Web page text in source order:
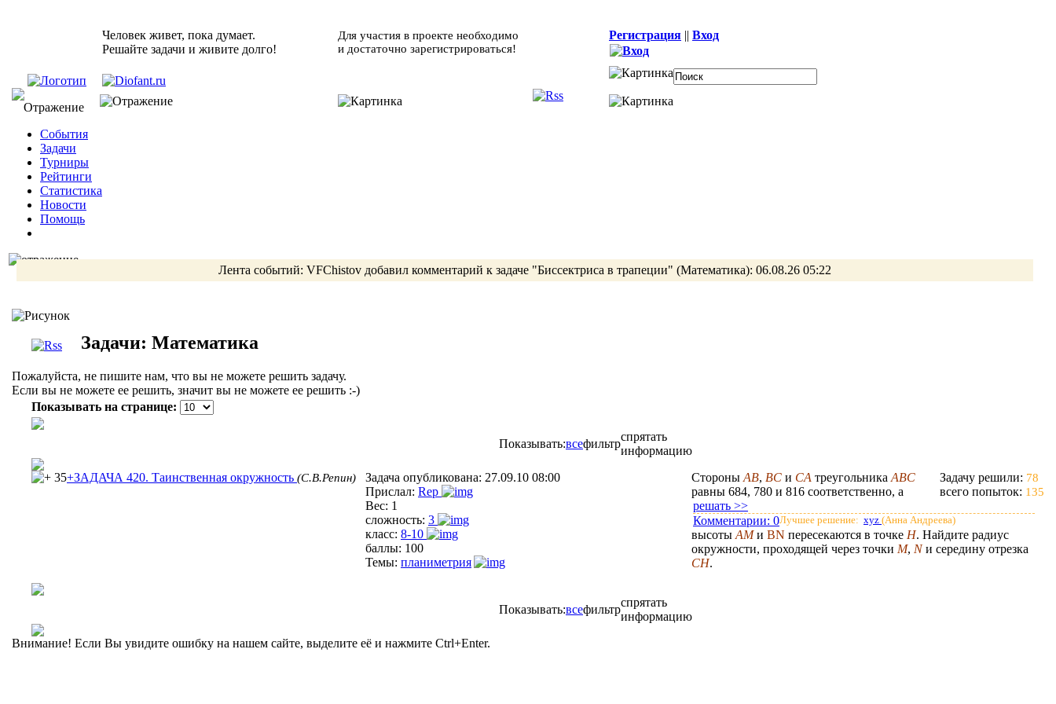
Человек живет, пока думает.
Решайте задачи и живите долго!
Для участия в проекте необходимо
и достаточно зарегистрироваться!
Регистрация || Вход
События
Задачи
Турниры
Рейтинги
Статистика
Новости
Помощь
Лента событий: VFChistov добавил комментарий к задаче "Биссектриса в трапеции" (Математика): 06.08.26 05:22
Задачи: Математика
Пожалуйста, не пишите нам, что вы не можете решить задачу.
Если вы не можете ее решить, значит вы не можете ее решить :-)
Показывать на странице:
Показывать:всефильтр
спрятать
информацию
35+ЗАДАЧА 420. Таинственная окружность (С.В.Репин) Задачу решили: 78
всего попыток: 135
Задача опубликована: 27.09.10 08:00
Прислал: Rep
Вес: 1
сложность: 3
класс: 8-10
баллы: 100
Темы: планиметрия
решать >>
Комментарии: 0Лучшее решение: xyz (Анна Андреева)
Стороны AB, BC и CA треугольника ABC
равны 684, 780 и 816 соответственно, а
высоты AMи BN пересекаются в точке H. Найдите радиус
окружности, проходящей через точки M, Nи середину отрезка
CH.
Показывать:всефильтр
спрятать
информацию
Внимание! Если Вы увидите ошибку на нашем сайте, выделите её и нажмите Ctrl+Enter.